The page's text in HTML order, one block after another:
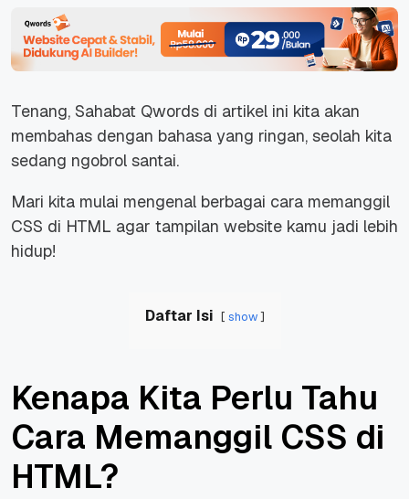
Tenang, Sahabat Qwords di artikel ini kita akan
membahas dengan bahasa yang ringan, seolah kita
sedang ngobrol santai.
Mari kita mulai mengenal berbagai cara memanggil
CSS di HTML agar tampilan website kamu jadi lebih
hidup!
Daftar Isi show
Kenapa Kita Perlu Tahu
Cara Memanggil CSS di
HTML?